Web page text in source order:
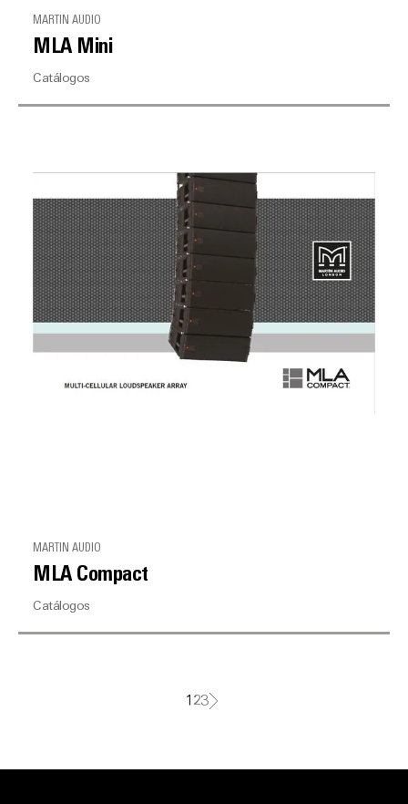
MARTIN AUDIO
MLA Mini
Catálogos
MARTIN AUDIO
MLA Compact
Catálogos
1 23